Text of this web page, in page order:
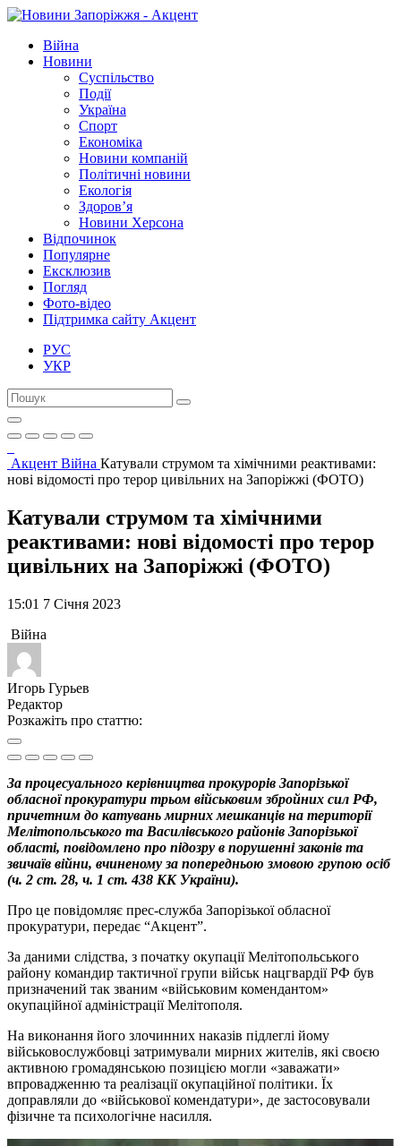
Війна
Новини
Суспільство
Події
Україна
Спорт
Економіка
Новини компаній
Політичні новини
Екологія
Здоров’я
Новини Херсона
Відпочинок
Популярне
Ексклюзив
Погляд
Фото-відео
Підтримка сайту Акцент
РУС
УКР
Акцент Війна Катували струмом та хімічними реактивами:
нові відомості про терор цивільних на Запоріжжі (ФОТО)
Катували струмом та хімічними
реактивами: нові відомості про терор
цивільних на Запоріжжі (ФОТО)
15:01 7 Січня 2023
Війна
Игорь Гурьев
Редактор
Розкажіть про статтю:
За процесуального керівництва прокурорів Запорізької
обласної прокуратури трьом військовим збройних сил РФ,
причетним до катувань мирних мешканців на території
Мелітопольського та Василівського районів Запорізької
області, повідомлено про підозру в порушенні законів та
звичаїв війни, вчиненому за попередньою змовою групою осіб
(ч. 2 ст. 28, ч. 1 ст. 438 КК України).
Про це повідомляє прес-служба Запорізької обласної
прокуратури, передає “Акцент”.
За даними слідства, з початку окупації Мелітопольського
району командир тактичної групи військ нацгвардії РФ був
призначений так званим «військовим комендантом»
окупаційної адміністрації Мелітополя.
На виконання його злочинних наказів підлеглі йому
військовослужбовці затримували мирних жителів, які своєю
активною громадянською позицією могли «заважати»
впровадженню та реалізації окупаційної політики. Їх
доправляли до «військової комендатури», де застосовували
фізичне та психологічне насилля.